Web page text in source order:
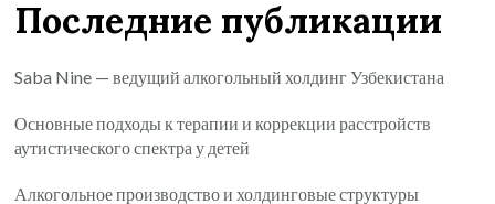
Последние публикации
Saba Nine — ведущий алкогольный холдинг Узбекистана
Основные подходы к терапии и коррекции расстройств
аутистического спектра у детей
Алкогольное производство и холдинговые структуры